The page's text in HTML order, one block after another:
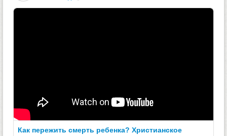
Как пережить смерть ребенка? Христианское